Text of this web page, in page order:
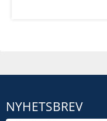
NYHETSBREV